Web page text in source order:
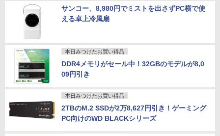
サンコー、8,980円でミストを出さずPC横で使
える卓上冷風扇
本日みつけたお買い得品
DDR4メモリがセール中！32GBのモデルが8,0
09円引き
本日みつけたお買い得品
2TBのM.2 SSDが2万8,627円引き！ゲーミング
PC向けのWD BLACKシリーズ